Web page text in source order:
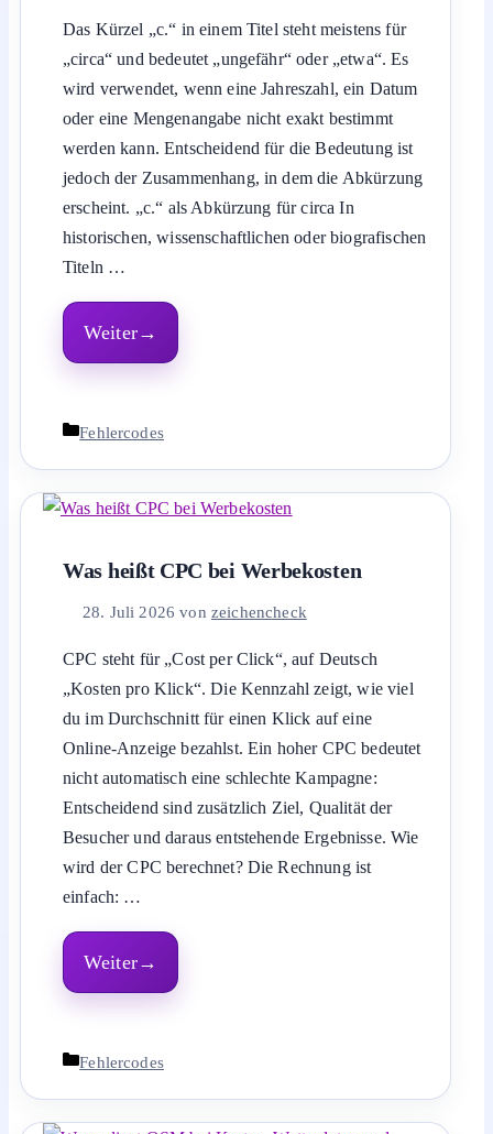
Das Kürzel „c.“ in einem Titel steht meistens für
„circa“ und bedeutet „ungefähr“ oder „etwa“. Es
wird verwendet, wenn eine Jahreszahl, ein Datum
oder eine Mengenangabe nicht exakt bestimmt
werden kann. Entscheidend für die Bedeutung ist
jedoch der Zusammenhang, in dem die Abkürzung
erscheint. „c.“ als Abkürzung für circa In
historischen, wissenschaftlichen oder biografischen
Titeln …
Weiter
Kategorien
Fehlercodes
Was heißt CPC bei Werbekosten
28. Juli 2026 von zeichencheck
CPC steht für „Cost per Click“, auf Deutsch
„Kosten pro Klick“. Die Kennzahl zeigt, wie viel
du im Durchschnitt für einen Klick auf eine
Online-Anzeige bezahlst. Ein hoher CPC bedeutet
nicht automatisch eine schlechte Kampagne:
Entscheidend sind zusätzlich Ziel, Qualität der
Besucher und daraus entstehende Ergebnisse. Wie
wird der CPC berechnet? Die Rechnung ist
einfach: …
Weiter
Kategorien
Fehlercodes